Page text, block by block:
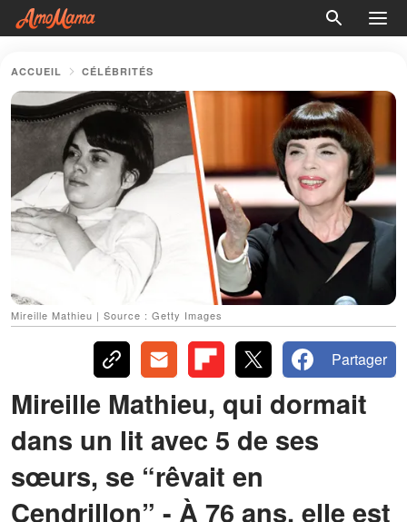
ACCUEIL CÉLÉBRITÉS
Mireille Mathieu | Source : Getty Images
Partager
Mireille Mathieu, qui dormait
dans un lit avec 5 de ses
sœurs, se “rêvait en
Cendrillon” - À 76 ans, elle est